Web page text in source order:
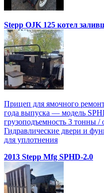
Stepp OJK 125 котел
Прицеп для ямочного
года выпуска — модель
грузоподъемность 3 тонны /
Гидравлические двери и
для уплотнения
2013 Stepp Mfg SPHD-2.0